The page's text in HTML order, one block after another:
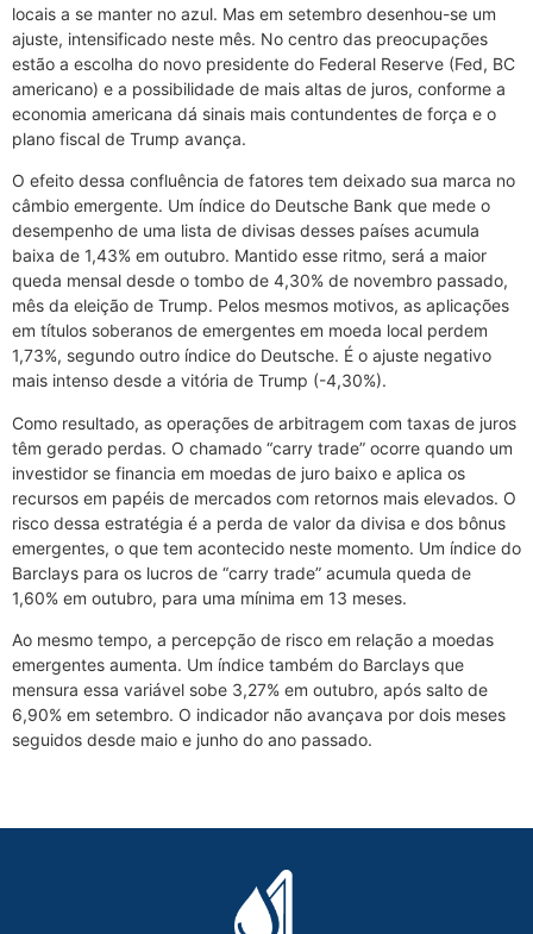
locais a se manter no azul. Mas em setembro desenhou-se um
ajuste, intensificado neste mês. No centro das preocupações
estão a escolha do novo presidente do Federal Reserve (Fed, BC
americano) e a possibilidade de mais altas de juros, conforme a
economia americana dá sinais mais contundentes de força e o
plano fiscal de Trump avança.
O efeito dessa confluência de fatores tem deixado sua marca no
câmbio emergente. Um índice do Deutsche Bank que mede o
desempenho de uma lista de divisas desses países acumula
baixa de 1,43% em outubro. Mantido esse ritmo, será a maior
queda mensal desde o tombo de 4,30% de novembro passado,
mês da eleição de Trump. Pelos mesmos motivos, as aplicações
em títulos soberanos de emergentes em moeda local perdem
1,73%, segundo outro índice do Deutsche. É o ajuste negativo
mais intenso desde a vitória de Trump (-4,30%).
Como resultado, as operações de arbitragem com taxas de juros
têm gerado perdas. O chamado “carry trade” ocorre quando um
investidor se financia em moedas de juro baixo e aplica os
recursos em papéis de mercados com retornos mais elevados. O
risco dessa estratégia é a perda de valor da divisa e dos bônus
emergentes, o que tem acontecido neste momento. Um índice do
Barclays para os lucros de “carry trade” acumula queda de
1,60% em outubro, para uma mínima em 13 meses.
Ao mesmo tempo, a percepção de risco em relação a moedas
emergentes aumenta. Um índice também do Barclays que
mensura essa variável sobe 3,27% em outubro, após salto de
6,90% em setembro. O indicador não avançava por dois meses
seguidos desde maio e junho do ano passado.